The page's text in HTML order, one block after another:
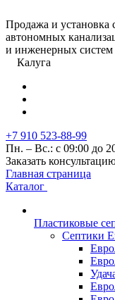
Продажа и установка
автономных
и инженерных систем
Калуга
+7 910 523-88-99
Пн. – Вс.: с 09:00 до
Заказать
Главная страница
Каталог
Пластиковые
Септики